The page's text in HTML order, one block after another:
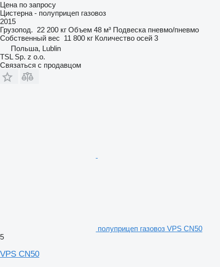
Цена по запросу
Цистерна - полуприцеп газовоз
2015
Грузопод. 22 200 кг Объем 48 м³ Подвеска пневмо/пневмо
Собственный вес 11 800 кг Количество осей 3
Польша, Lublin
TSL Sp. z o.o.
Связаться с продавцом
полуприцеп газовоз VPS CN50
5
VPS CN50